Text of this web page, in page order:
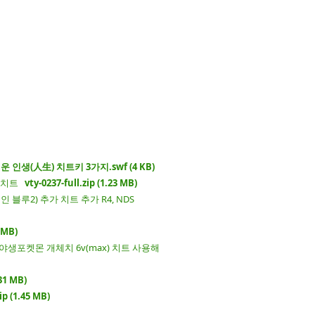
인생(人生) 치트키 3가지.swf (4 KB)
트 vty-0237-full.zip (1.23 MB)
블루2) 추가 치트 추가 R4, NDS
생포켓몬 개체치 6v(max) 치트 사용해
MB)
(1.45 MB)